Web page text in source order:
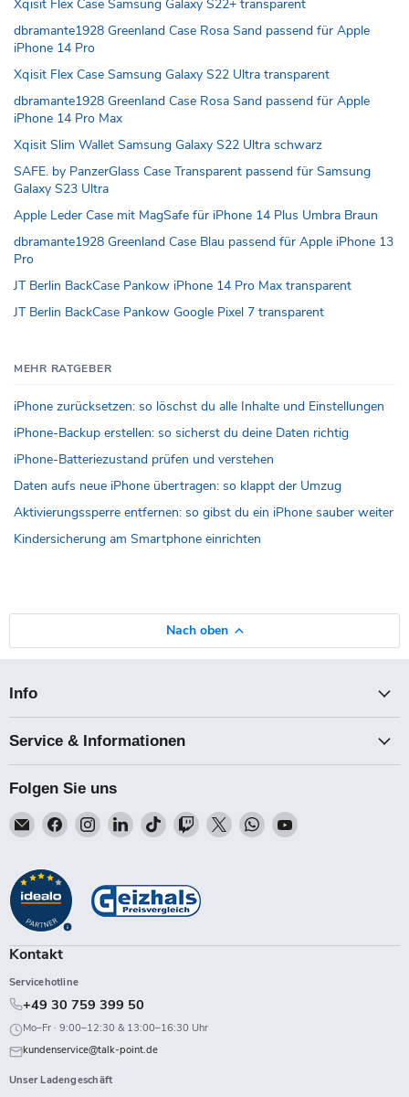
Xqisit Flex Case Samsung Galaxy S22+ transparent
dbramante1928 Greenland Case Rosa Sand passend für Apple
iPhone 14 Pro
Xqisit Flex Case Samsung Galaxy S22 Ultra transparent
dbramante1928 Greenland Case Rosa Sand passend für Apple
iPhone 14 Pro Max
Xqisit Slim Wallet Samsung Galaxy S22 Ultra schwarz
SAFE. by PanzerGlass Case Transparent passend für Samsung
Galaxy S23 Ultra
Apple Leder Case mit MagSafe für iPhone 14 Plus Umbra Braun
dbramante1928 Greenland Case Blau passend für Apple iPhone 13
Pro
JT Berlin BackCase Pankow iPhone 14 Pro Max transparent
JT Berlin BackCase Pankow Google Pixel 7 transparent
MEHR RATGEBER
iPhone zurücksetzen: so löschst du alle Inhalte und Einstellungen
iPhone-Backup erstellen: so sicherst du deine Daten richtig
iPhone-Batteriezustand prüfen und verstehen
Daten aufs neue iPhone übertragen: so klappt der Umzug
Aktivierungssperre entfernen: so gibst du ein iPhone sauber weiter
Kindersicherung am Smartphone einrichten
Nach oben
Info
Service & Informationen
Folgen Sie uns
Email
Talk-
Finden
Sie
auf
Facebook
Finden
Sie
auf
Instagram
Finden
Sie
auf
LinkedIn
Finden
Sie
auf
TikTok
Finden
Sie
Twitch
Finden
Sie
Finden
Sie
Finden
Kontakt
Servicehotline
+49 30 759 399 50
Mo–Fr · 9:00–12:30 & 13:00–16:30 Uhr
kundenservice@talk-point.de
Unser Ladengeschäft